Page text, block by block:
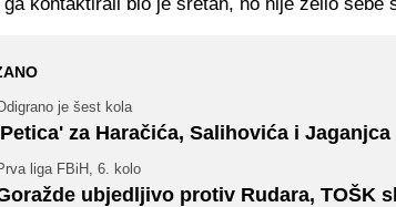
je šest kola
za Haračića, Salihovića i Jaganjca
liga FBiH, 6. kolo
ubjedljivo protiv Rudara, TOŠK